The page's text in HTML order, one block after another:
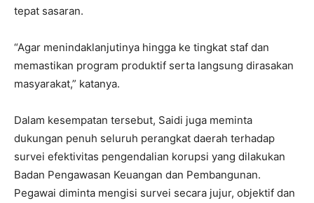
tepat sasaran.
“Agar menindaklanjutinya hingga ke tingkat staf dan
memastikan program produktif serta langsung dirasakan
masyarakat,” katanya.
Dalam kesempatan tersebut, Saidi juga meminta
dukungan penuh seluruh perangkat daerah terhadap
survei efektivitas pengendalian korupsi yang dilakukan
Badan Pengawasan Keuangan dan Pembangunan.
Pegawai diminta mengisi survei secara jujur, objektif dan